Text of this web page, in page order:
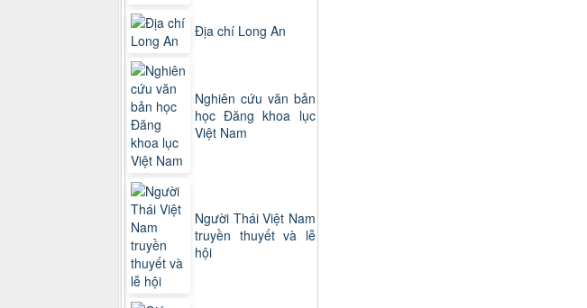
Địa chí Long An
Nghiên cứu văn bản
học Đăng khoa lục
Việt Nam
Người Thái Việt Nam
truyền thuyết và lễ
hội